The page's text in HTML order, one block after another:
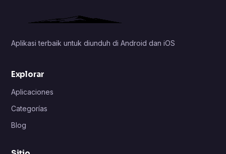
Aplikasi terbaik untuk diunduh di Android dan iOS
Explorar
Aplicaciones
Categorías
Blog